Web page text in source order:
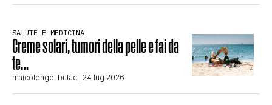
SALUTE E MEDICINA
Creme solari, tumori della pelle e fai da
te…
maicolengel butac | 24 lug 2026